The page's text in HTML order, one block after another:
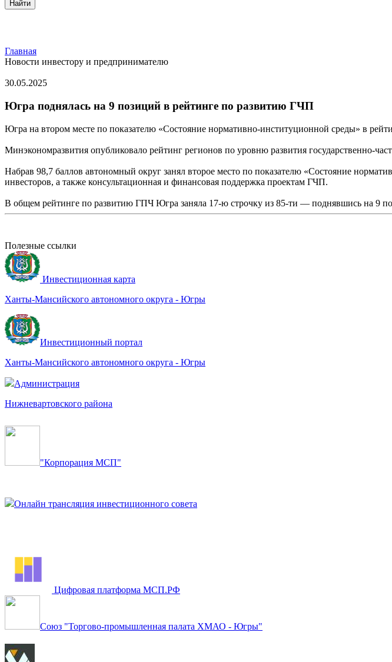
Главная
Новости инвестору и предпринимателю
30.05.2025
Югра поднялась на 9 позиций в рейтинге по развитию ГЧП
Югра на втором месте по показателю «Состояние нормативно-институционной среды» в
Минэкономразвития опубликовало рейтинг регионов по уровню развития государственно-
Набрав 98,7 баллов автономный округ занял второе место по показателю «Состояние
инвесторов, а также консультационная и финансовая поддержка проектам ГЧП.
В общем рейтинге по развитию ГПЧ Югра заняла 17-ю строчку из 85-ти — поднявшись на 9
Полезные ссылки
Инвестиционная карта
Ханты-Мансийского автономного округа - Югры
Инвестиционный портал
Ханты-Мансийского автономного округа - Югры
Администрация
Нижневартовского района
"Корпорация МСП"
Онлайн трансляция инвестиционного совета
Цифровая платформа МСП.РФ
Союз "Торгово-промышленная палата ХМАО - Югры"